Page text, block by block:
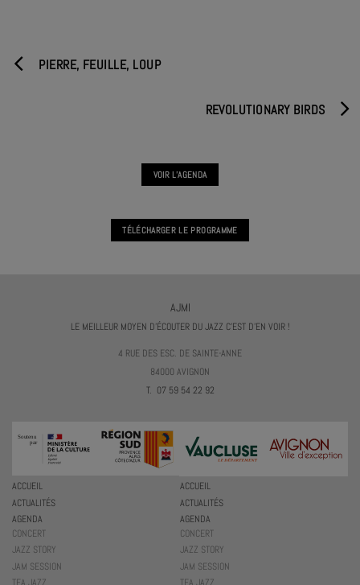
PIERRE, FEUILLE, LOUP
REVOLUTIONARY BIRDS
VOIR L'AGENDA
TÉLÉCHARGER LE PROGRAMME
AJMI
LE MEILLEUR MOYEN D'ÉCOUTER DU JAZZ C'EST D'EN VOIR !
4 RUE DES ESC. DE SAINTE-ANNE
84000 AVIGNON
T. 07 59 54 22 92
ACCUEIL
ACTUALITÉS
AGENDA
CONCERT
JAZZ STORY
JAM SESSION
TEA JAZZ
ACCUEIL
ACTUALITÉS
AGENDA
CONCERT
JAZZ STORY
JAM SESSION
TEA JAZZ